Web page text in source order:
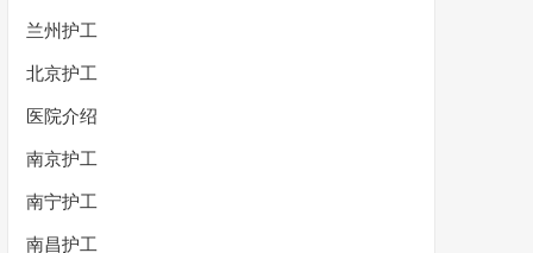
兰州护工
北京护工
医院介绍
南京护工
南宁护工
南昌护工